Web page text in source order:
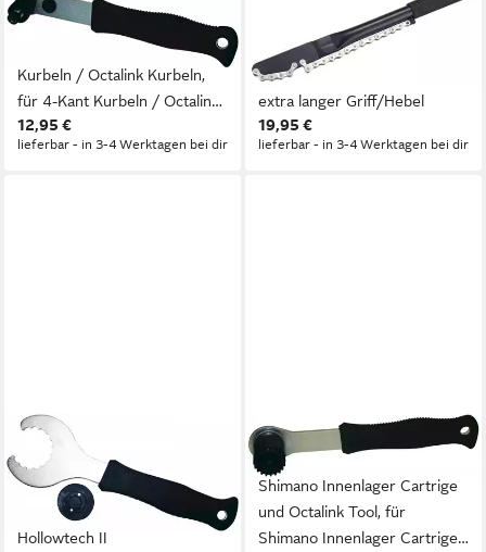
Kurbelabzieher
Kurbelarmabzieher, für 4-Kant
Kurbeln / Octalink Kurbeln,
für 4-Kant Kurbeln / Octalink
Kurbeln
12,95 €
lieferbar - in 3-4 Werktagen bei dir
Kettenpeitsche
Zahnkranzpeitsche: bis 11fach
Kassetten, extra langer Griff,
extra langer Griff/Hebel
19,95 €
lieferbar - in 3-4 Werktagen bei dir
MATRIX
Innenlagerwerkzeug Matrix
Werkzeug für Innenlager
Hollowtech II, für Innenlager
Hollowtech II
MATRIX
Innenlagerwerkzeug für
Shimano Innenlager Cartrige
und Octalink Tool, für
Shimano Innenlager Cartrige